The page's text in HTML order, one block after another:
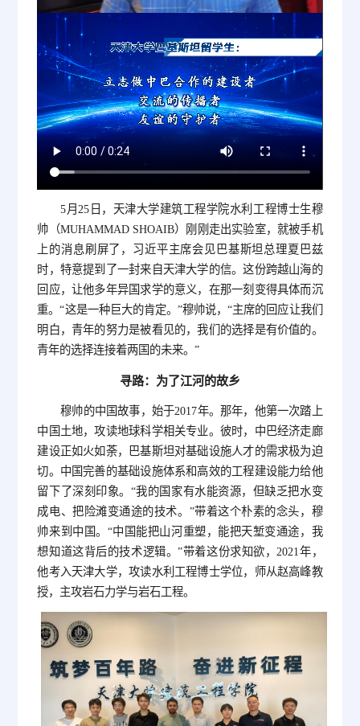
5月25日，天津大学建筑工程学院水利工程博士生穆
帅（MUHAMMAD SHOAIB）刚刚走出实验室，就被手机
上的消息刷屏了，习近平主席会见巴基斯坦总理夏巴兹
时，特意提到了一封来自天津大学的信。这份跨越山海的
回应，让他多年异国求学的意义，在那一刻变得具体而沉
重。“这是一种巨大的肯定。”穆帅说，“主席的回应让我们
明白，青年的努力是被看见的，我们的选择是有价值的。
青年的选择连接着两国的未来。”
寻路：为了江河的故乡
穆帅的中国故事，始于2017年。那年，他第一次踏上
中国土地，攻读地球科学相关专业。彼时，中巴经济走廊
建设正如火如荼，巴基斯坦对基础设施人才的需求极为迫
切。中国完善的基础设施体系和高效的工程建设能力给他
留下了深刻印象。“我的国家有水能资源，但缺乏把水变
成电、把险滩变通途的技术。”带着这个朴素的念头，穆
帅来到中国。“中国能把山河重塑，能把天堑变通途，我
想知道这背后的技术逻辑。”带着这份求知欲，2021年，
他考入天津大学，攻读水利工程博士学位，师从赵高峰教
授，主攻岩石力学与岩石工程。